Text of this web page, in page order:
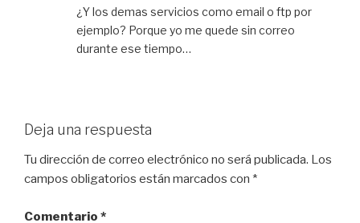
¿Y los demas servicios como email o ftp por
ejemplo? Porque yo me quede sin correo
durante ese tiempo…
Deja una respuesta
Tu dirección de correo electrónico no será publicada. Los
campos obligatorios están marcados con *
Comentario *